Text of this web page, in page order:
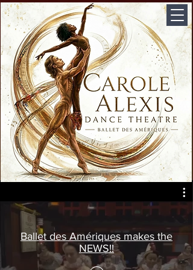
Ballet des Amériques makes the
NEWS!!